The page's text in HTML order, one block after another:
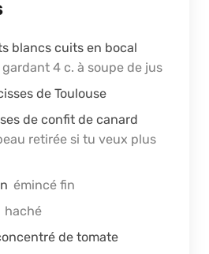
blancs cuits en bocal
4 c. à soupe de jus
de Toulouse
de confit de canard
retirée si tu veux plus
émincé fin
haché
de tomate